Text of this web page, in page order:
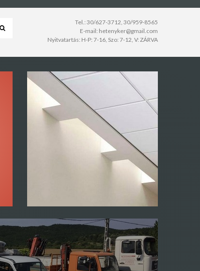
Tel.: 30/627-3712, 30/959-8565
E-mail: hetenyker@gmail.com
Nyitvatartás: H-P: 7-16, Szo: 7-12, V: ZÁRVA